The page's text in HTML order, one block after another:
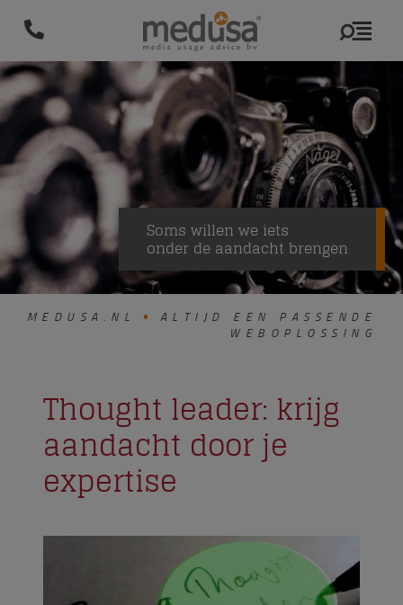
Soms willen we iets
onder de aandacht brengen
MEDUSA.NL
ALTIJD EEN PASSENDE
WEBOPLOSSING
Thought leader: krijg
aandacht door je
expertise